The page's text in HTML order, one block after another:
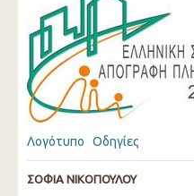
Λογότυπο Οδηγίες
ΣΟΦΙΑ ΝΙΚΟΠΟΥΛΟΥ